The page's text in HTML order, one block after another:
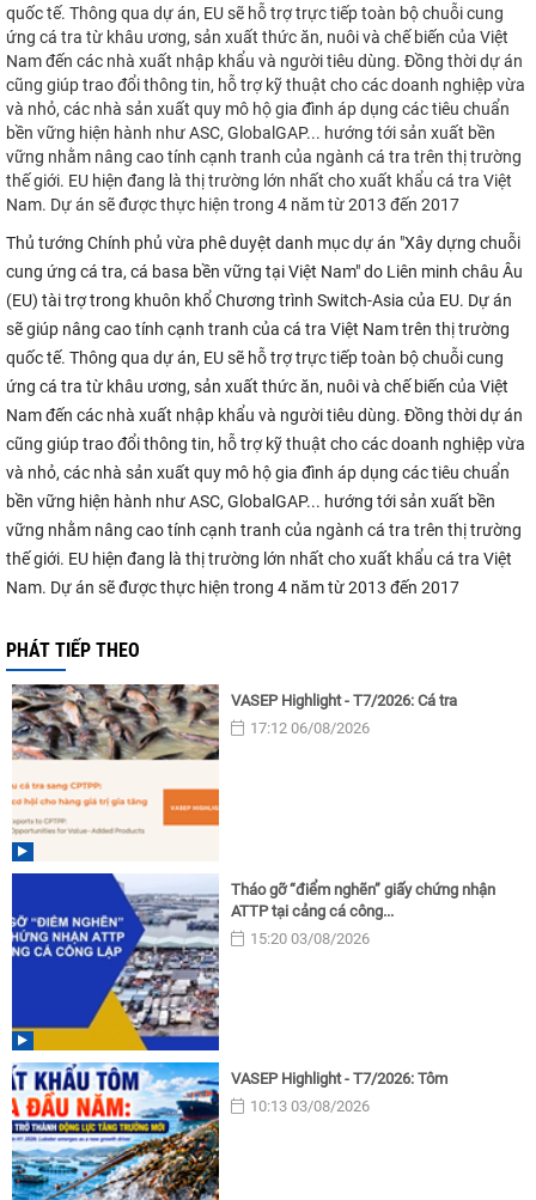
quốc tế. Thông qua dự án, EU sẽ hỗ trợ trực tiếp toàn bộ chuỗi cung
ứng cá tra từ khâu ương, sản xuất thức ăn, nuôi và chế biến của Việt
Nam đến các nhà xuất nhập khẩu và người tiêu dùng. Đồng thời dự án
cũng giúp trao đổi thông tin, hỗ trợ kỹ thuật cho các doanh nghiệp vừa
và nhỏ, các nhà sản xuất quy mô hộ gia đình áp dụng các tiêu chuẩn
bền vững hiện hành như ASC, GlobalGAP... hướng tới sản xuất bền
vững nhằm nâng cao tính cạnh tranh của ngành cá tra trên thị trường
thế giới. EU hiện đang là thị trường lớn nhất cho xuất khẩu cá tra Việt
Nam. Dự án sẽ được thực hiện trong 4 năm từ 2013 đến 2017
Thủ tướng Chính phủ vừa phê duyệt danh mục dự án "Xây dựng chuỗi
cung ứng cá tra, cá basa bền vững tại Việt Nam" do Liên minh châu Âu
(EU) tài trợ trong khuôn khổ Chương trình Switch-Asia của EU. Dự án
sẽ giúp nâng cao tính cạnh tranh của cá tra Việt Nam trên thị trường
quốc tế. Thông qua dự án, EU sẽ hỗ trợ trực tiếp toàn bộ chuỗi cung
ứng cá tra từ khâu ương, sản xuất thức ăn, nuôi và chế biến của Việt
Nam đến các nhà xuất nhập khẩu và người tiêu dùng. Đồng thời dự án
cũng giúp trao đổi thông tin, hỗ trợ kỹ thuật cho các doanh nghiệp vừa
và nhỏ, các nhà sản xuất quy mô hộ gia đình áp dụng các tiêu chuẩn
bền vững hiện hành như ASC, GlobalGAP... hướng tới sản xuất bền
vững nhằm nâng cao tính cạnh tranh của ngành cá tra trên thị trường
thế giới. EU hiện đang là thị trường lớn nhất cho xuất khẩu cá tra Việt
Nam. Dự án sẽ được thực hiện trong 4 năm từ 2013 đến 2017
PHÁT TIẾP THEO
VASEP Highlight - T7/2026: Cá tra
17:12 06/08/2026
Tháo gỡ “điểm nghẽn” giấy chứng nhận
ATTP tại cảng cá công...
15:20 03/08/2026
VASEP Highlight - T7/2026: Tôm
10:13 03/08/2026